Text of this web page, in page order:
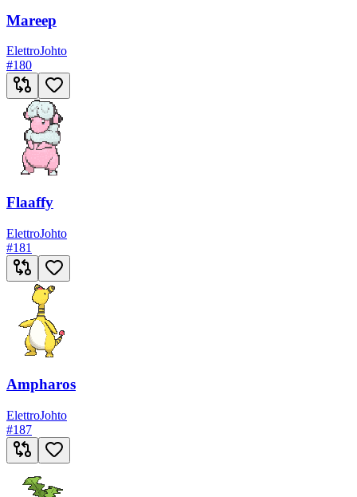
Mareep
ElettroJohto
#180
Flaaffy
ElettroJohto
#181
Ampharos
ElettroJohto
#187